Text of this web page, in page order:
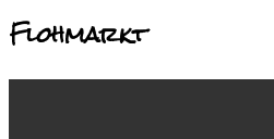
Flohmarkt